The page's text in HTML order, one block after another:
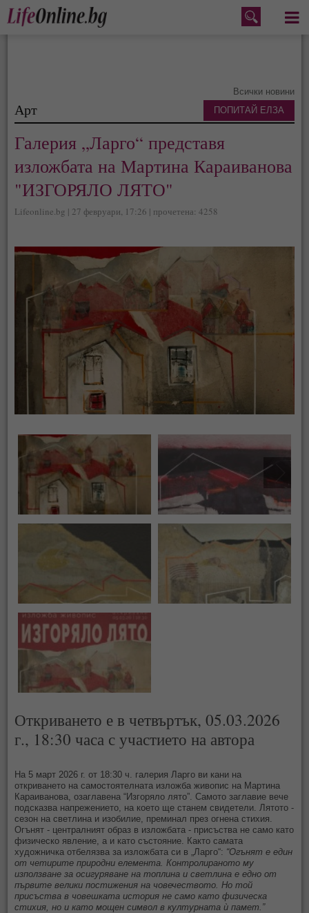
Меню
Всички новини
Арт
Галерия „Ларго“ представя
изложбата на Мартина Караиванова
"ИЗГОРЯЛО ЛЯТО"
Lifeonline.bg | 27 февруари, 17:26 | прочетена: 4258
Откриването е в четвъртък, 05.03.2026
г., 18:30 часа с участието на автора
На 5 март 2026 г. от 18:30 ч. галерия Ларго ви кани на
откриването на самостоятелната изложба живопис на Мартина
Караиванова, озаглавена “Изгоряло лято”. Самото заглавие вече
подсказва напрежението, на което ще станем свидетели. Лятото -
сезон на светлина и изобилие, преминал през огнена стихия.
Огънят - централният образ в изложбата - присъства не само като
физическо явление, а и като състояние. Както самата
художничка отбелязва за изложбата си в „Ларго“: “Огънят е един
от четирите природни елемента. Контролираното му
използване за осигуряване на топлина и светлина е едно от
първите велики постижения на човечеството. Но той
присъства в човешката история не само като физическа
стихия, но и като мощен символ в културната ѝ памет.”
ПОПИТАЙ ЕЛЗА